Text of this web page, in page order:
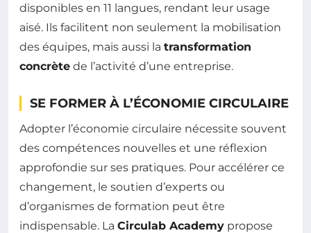
disponibles en 11 langues, rendant leur usage
aisé. Ils facilitent non seulement la mobilisation
des équipes, mais aussi la transformation
concrète de l’activité d’une entreprise.
SE FORMER À L’ÉCONOMIE CIRCULAIRE
Adopter l’économie circulaire nécessite souvent
des compétences nouvelles et une réflexion
approfondie sur ses pratiques. Pour accélérer ce
changement, le soutien d’experts ou
d’organismes de formation peut être
indispensable. La Circulab Academy propose